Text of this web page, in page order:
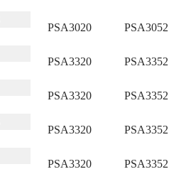
PSA3020 PSA3052
PSA3320 PSA3352
PSA3320 PSA3352
PSA3320 PSA3352
PSA3320 PSA3352